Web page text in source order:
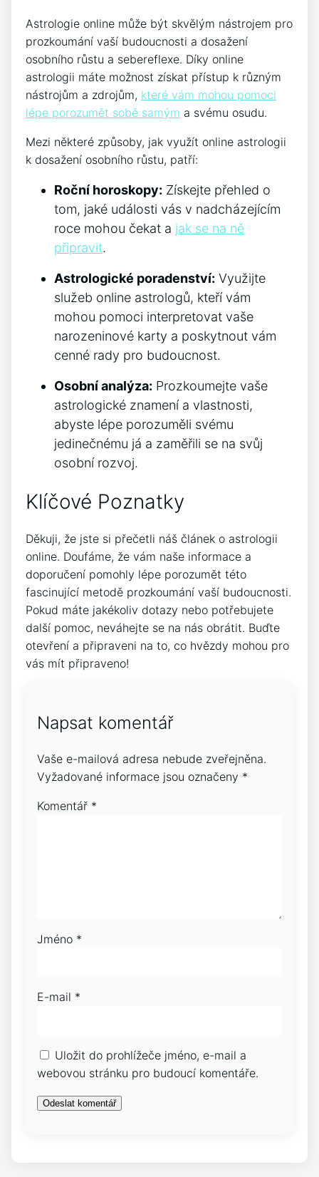
Astrologie online může být skvělým nástrojem pro
prozkoumání vaší budoucnosti a dosažení
osobního růstu a sebereflexe. Díky online
astrologii máte možnost získat přístup k různým
nástrojům a zdrojům, které vám mohou pomoci
lépe porozumět sobě samým a svému osudu.
Mezi některé způsoby, jak využít online astrologii
k dosažení osobního růstu, patří:
Roční horoskopy: Získejte přehled o
tom, jaké události vás v nadcházejícím
roce mohou čekat a jak se na ně
připravit.
Astrologické poradenství: Využijte
služeb online astrologů, kteří vám
mohou pomoci interpretovat vaše
narozeninové karty a poskytnout vám
cenné rady pro budoucnost.
Osobní analýza: Prozkoumejte vaše
astrologické znamení a vlastnosti,
abyste lépe porozuměli svému
jedinečnému já a zaměřili se na svůj
osobní rozvoj.
Klíčové Poznatky
Děkuji, že jste si přečetli náš článek o astrologii
online. Doufáme, že vám naše informace a
doporučení pomohly lépe porozumět této
fascinující metodě prozkoumání vaší budoucnosti.
Pokud máte jakékoliv dotazy nebo potřebujete
další pomoc, neváhejte se na nás obrátit. Buďte
otevření a připraveni na to, co hvězdy mohou pro
vás mít připraveno!
Napsat komentář
Vaše e-mailová adresa nebude zveřejněna.
Vyžadované informace jsou označeny *
Komentář *
Jméno *
E-mail *
Uložit do prohlížeče jméno, e-mail a
webovou stránku pro budoucí komentáře.